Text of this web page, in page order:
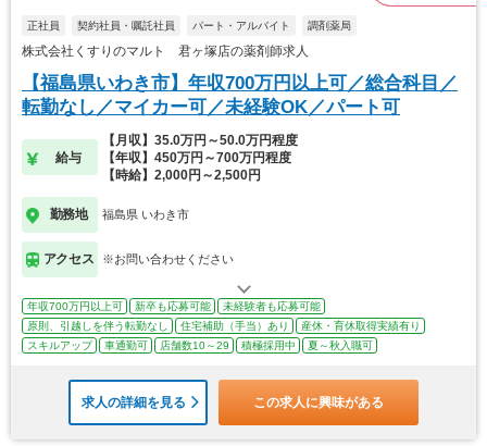
正社員 契約社員・嘱託社員 パート・アルバイト 調剤薬局
株式会社くすりのマルト 君ヶ塚店の薬剤師求人
【福島県いわき市】年収700万円以上可／総合科目／
転勤なし／マイカー可／未経験OK／パート可
給与
【月収】35.0万円～50.0万円程度
【年収】450万円～700万円程度
【時給】2,000円～2,500円
勤務地 福島県 いわき市
アクセス ※お問い合わせください
年収700万円以上可 新卒も応募可能
未経験者も応募可能
原則、引越しを伴う転勤なし
住宅補助（手当）あり
産休・育休取得実績有り
スキルアップ
車通勤可 店舗数10～29 積極採用中 夏～秋入職可
求人の詳細を見る この求人に興味がある